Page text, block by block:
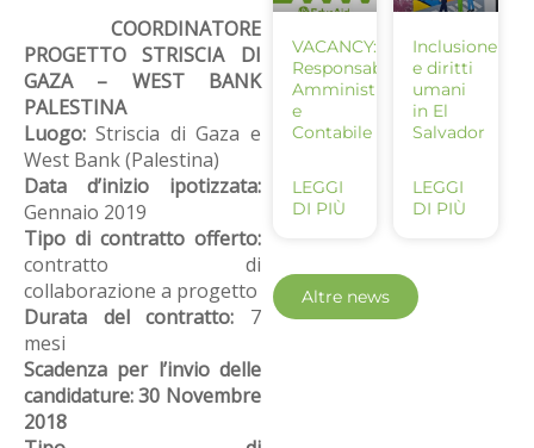
COORDINATORE
PROGETTO STRISCIA DI
GAZA – WEST BANK
PALESTINA
Luogo: Striscia di Gaza e
West Bank (Palestina)
Data d’inizio ipotizzata:
Gennaio 2019
Tipo di contratto offerto:
contratto di
collaborazione a progetto
Durata del contratto:
7
mesi
Scadenza per l’invio delle
candidature:30 Novembre
2018
VACANCY:
Responsabile
Amministrativo
e
Contabile
LEGGI
DI PIÙ
Inclusione
e diritti
umani
in El
Salvador
LEGGI
DI PIÙ
Altre news